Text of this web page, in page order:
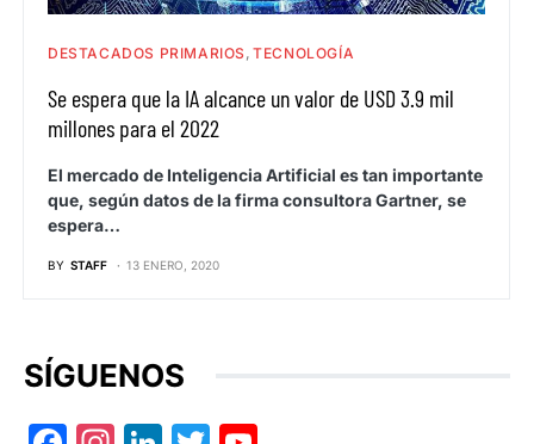
DESTACADOS PRIMARIOS TECNOLOGÍA
Se espera que la IA alcance un valor de USD 3.9 mil
millones para el 2022
El mercado de Inteligencia Artificial es tan importante
que, según datos de la firma consultora Gartner, se
espera…
BY STAFF 13 ENERO, 2020
SÍGUENOS